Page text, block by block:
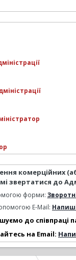
комерційних
звертатися до
форми:
E-Mail:
до співпраці
на Email: